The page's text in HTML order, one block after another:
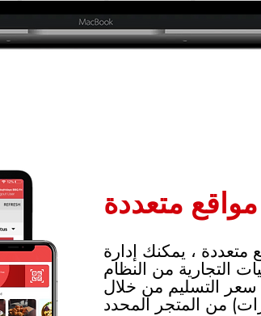
متعددة
متعددة ، يمكنك إدارة
التجارية من النظام
سعر التسليم من خلال